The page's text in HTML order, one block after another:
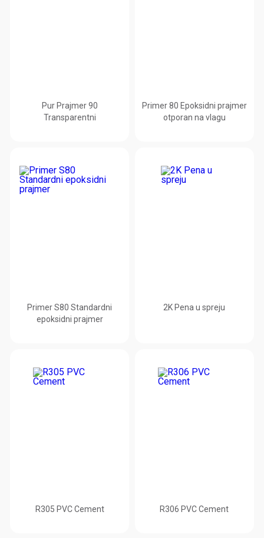
Pur Prajmer 90
Transparentni
Primer 80 Epoksidni prajmer
otporan na vlagu
Primer S80 Standardni
epoksidni prajmer
2K Pena u spreju
R305 PVC Cement R306 PVC Cement